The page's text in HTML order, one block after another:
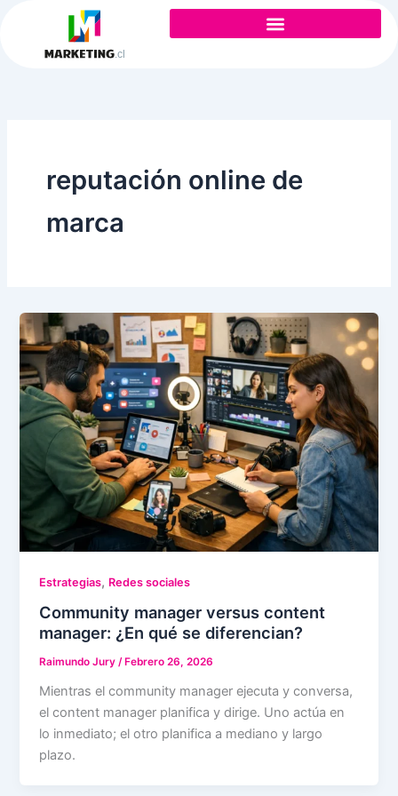
contenido
reputación online de
marca
Estrategias, Redes sociales
Community manager versus content
manager: ¿En qué se diferencian?
Raimundo Jury/ Febrero 26, 2026
Mientras el community manager ejecuta y conversa,
el content manager planifica y dirige. Uno actúa en
lo inmediato; el otro planifica a mediano y largo
plazo.